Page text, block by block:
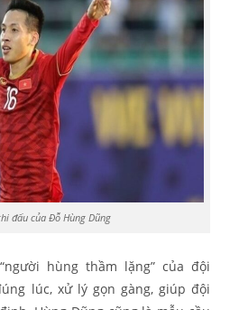
đấu của Đỗ Hùng Dũng
hùng thầm lặng” của đội
lúc, xử lý gọn gàng, giúp đội